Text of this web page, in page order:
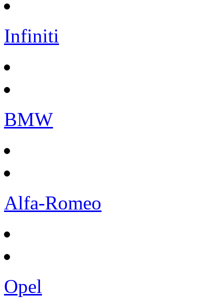
Infiniti
BMW
Alfa-Romeo
Opel